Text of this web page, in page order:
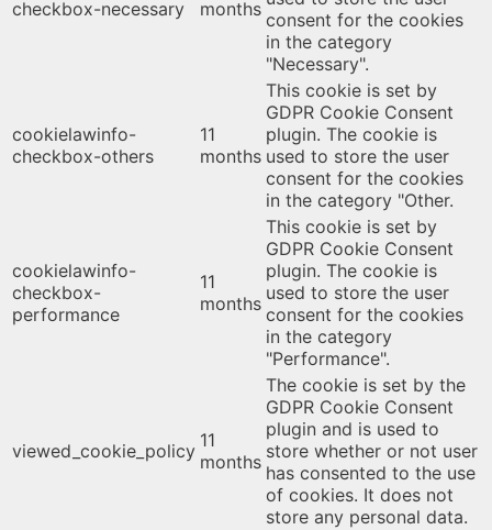
checkbox-necessary
months consent for the cookies
in the category
"Necessary".
cookielawinfo-
checkbox-others
11
months
This cookie is set by
GDPR Cookie Consent
plugin. The cookie is
used to store the user
consent for the cookies
in the category "Other.
cookielawinfo-
checkbox-
performance
11
months
This cookie is set by
GDPR Cookie Consent
plugin. The cookie is
used to store the user
consent for the cookies
in the category
"Performance".
viewed_cookie_policy 11
months
The cookie is set by the
GDPR Cookie Consent
plugin and is used to
store whether or not user
has consented to the use
of cookies. It does not
store any personal data.